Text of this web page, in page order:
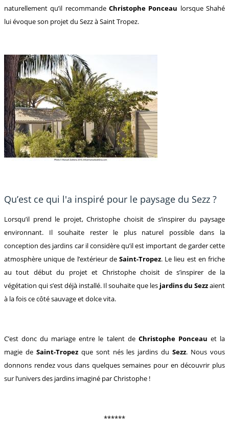
naturellement qu’il recommande Christophe Ponceau lorsque Shahé
lui évoque son projet du Sezz à Saint Tropez.
Qu’est ce qui l'a inspiré pour le paysage du Sezz ?
Lorsqu’il prend le projet, Christophe choisit de s’inspirer du paysage
environnant. Il souhaite rester le plus naturel possible dans la
conception des jardins car il considère qu’il est important de garder cette
atmosphère unique de l’extérieur de Saint-Tropez. Le lieu est en friche
au tout début du projet et Christophe choisit de s’inspirer de la
végétation qui s’est déjà installé. Il souhaite que les jardins du Sezzaient
à la fois ce côté sauvage et dolce vita.
C’est donc du mariage entre le talent de Christophe Ponceau et la
magie de Saint-Tropezque sont nés les jardins duSezz. Nous vous
donnons rendez vous dans quelques semaines pour en découvrir plus
sur l’univers des jardins imaginé par Christophe !
******